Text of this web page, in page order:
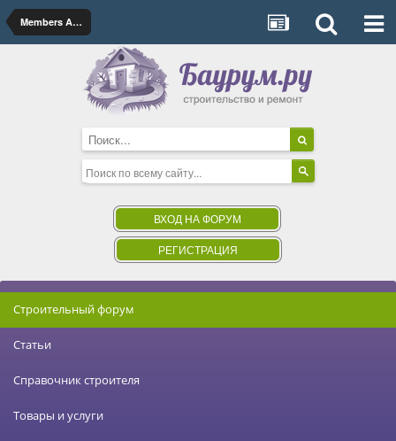
Members Albums Category
ВХОД НА ФОРУМ
РЕГИСТРАЦИЯ
Строительный форум
Статьи
Справочник строителя
Товары и услуги